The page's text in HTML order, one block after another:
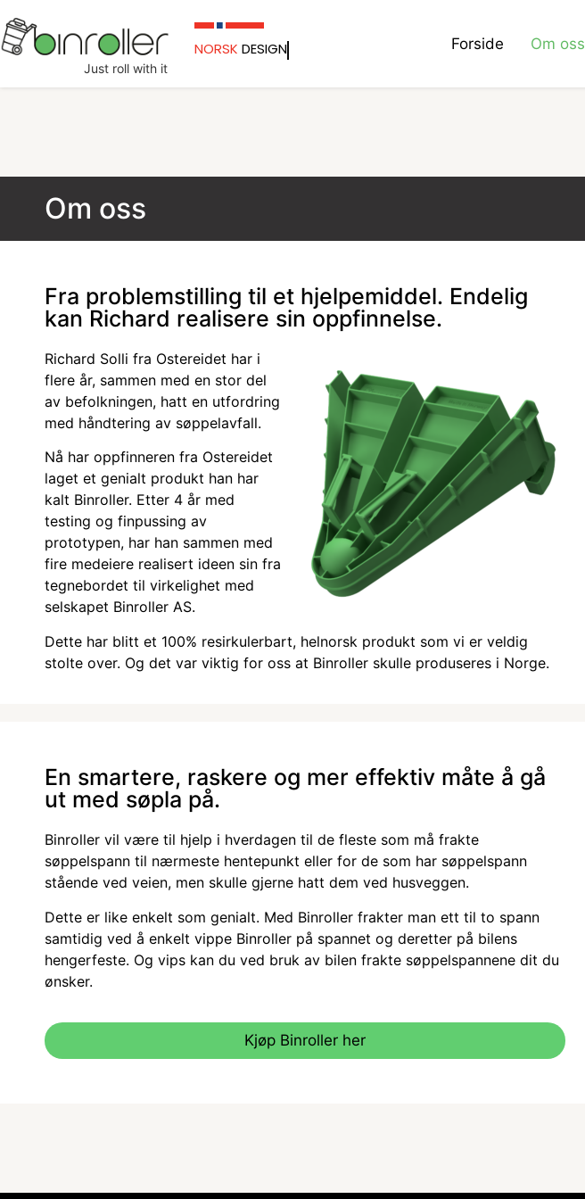
Just roll with it
NORSK DESIGN Forside Om oss
Om oss
Fra problemstilling til et hjelpemiddel. Endelig
kan Richard realisere sin oppfinnelse.
Richard Solli fra Ostereidet har i
flere år, sammen med en stor del
av befolkningen, hatt en utfordring
med håndtering av søppelavfall.
Nå har oppfinneren fra Ostereidet
laget et genialt produkt han har
kalt Binroller. Etter 4 år med
testing og finpussing av
prototypen, har han sammen med
fire medeiere realisert ideen sin fra
tegnebordet til virkelighet med
selskapet Binroller AS.
Dette har blitt et 100% resirkulerbart, helnorsk produkt som vi er veldig
stolte over. Og det var viktig for oss at Binroller skulle produseres i Norge.
En smartere, raskere og mer effektiv måte å gå
ut med søpla på.
Binroller vil være til hjelp i hverdagen til de fleste som må frakte
søppelspann til nærmeste hentepunkt eller for de som har søppelspann
stående ved veien, men skulle gjerne hatt dem ved husveggen.
Dette er like enkelt som genialt. Med Binroller frakter man ett til to spann
samtidig ved å enkelt vippe Binroller på spannet og deretter på bilens
hengerfeste. Og vips kan du ved bruk av bilen frakte søppelspannene dit du
ønsker.
Kjøp Binroller her